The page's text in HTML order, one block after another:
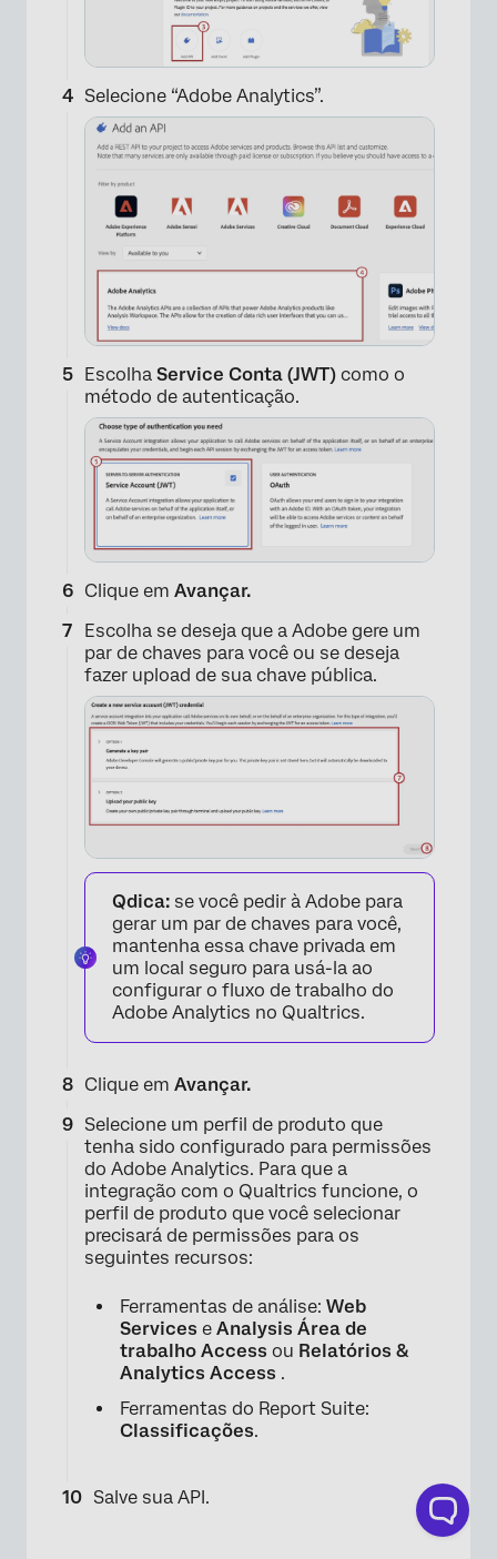
×
×
Selecione “Adobe Analytics”.
Escolha Service Conta (JWT) como o
método de autenticação.
Clique em Avançar.
Escolha se deseja que a Adobe gere um
par de chaves para você ou se deseja
fazer upload de sua chave pública.
Qdica: se você pedir à Adobe para
gerar um par de chaves para você,
mantenha essa chave privada em
um local seguro para usá-la ao
configurar o fluxo de trabalho do
Adobe Analytics no Qualtrics.
Clique em Avançar.
Selecione um perfil de produto que
tenha sido configurado para permissões
do Adobe Analytics. Para que a
integração com o Qualtrics funcione, o
perfil de produto que você selecionar
precisará de permissões para os
seguintes recursos:
Ferramentas de análise: Web
Services e Analysis Área de
trabalho Access ou Relatórios &
Analytics Access .
Ferramentas do Report Suite:
Classificações.
Salve sua API.